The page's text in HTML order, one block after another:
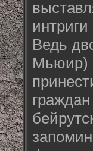
Ведь
Мьюир)